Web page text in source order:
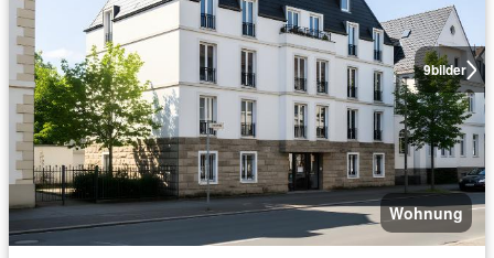
9bilder
Wohnung